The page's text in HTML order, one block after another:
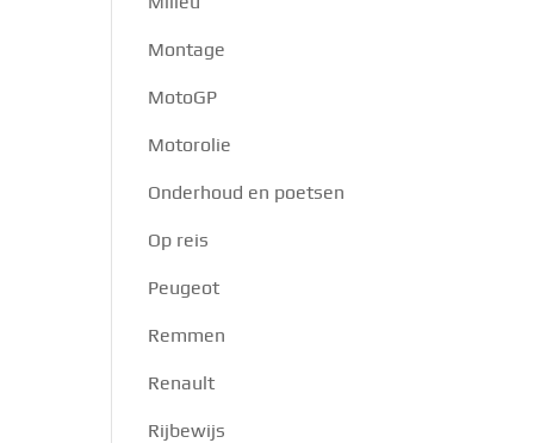
Montage
MotoGP
Motorolie
Onderhoud en poetsen
Op reis
Peugeot
Remmen
Renault
Rijbewijs